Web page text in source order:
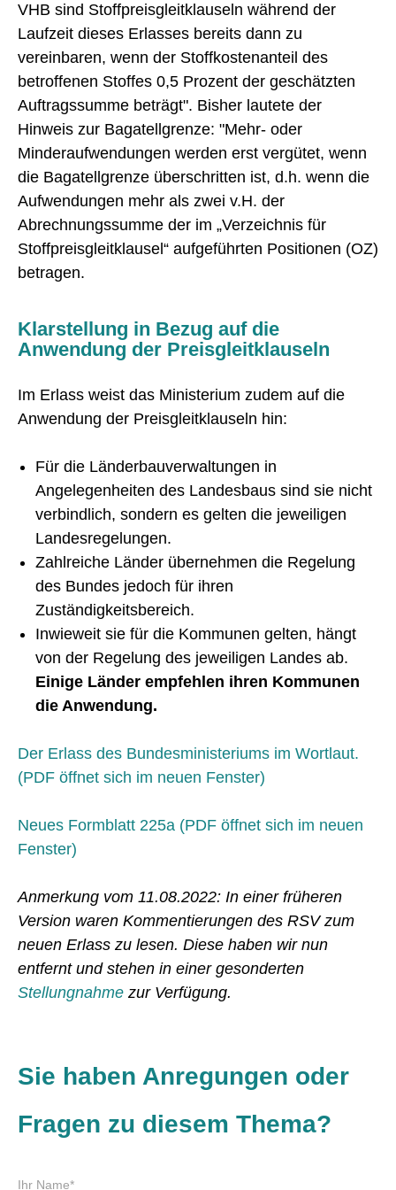
VHB sind Stoffpreisgleitklauseln während der
Laufzeit dieses Erlasses bereits dann zu
vereinbaren, wenn der Stoffkostenanteil des
betroffenen Stoffes 0,5 Prozent der geschätzten
Auftragssumme beträgt". Bisher lautete der
Hinweis zur Bagatellgrenze: "Mehr- oder
Minderaufwendungen werden erst vergütet, wenn
die Bagatellgrenze überschritten ist, d.h. wenn die
Aufwendungen mehr als zwei v.H. der
Abrechnungssumme der im „Verzeichnis für
Stoffpreisgleitklausel“ aufgeführten Positionen (OZ)
betragen.
Klarstellung in Bezug auf die
Anwendung der Preisgleitklauseln
Im Erlass weist das Ministerium zudem auf die
Anwendung der Preisgleitklauseln hin:
Für die Länderbauverwaltungen in
Angelegenheiten des Landesbaus sind sie nicht
verbindlich, sondern es gelten die jeweiligen
Landesregelungen.
Zahlreiche Länder übernehmen die Regelung
des Bundes jedoch für ihren
Zuständigkeitsbereich.
Inwieweit sie für die Kommunen gelten, hängt
von der Regelung des jeweiligen Landes ab.
Einige Länder empfehlen ihren Kommunen
die Anwendung.
Der Erlass des Bundesministeriums im Wortlaut.
(PDF öffnet sich im neuen Fenster)
Neues Formblatt 225a (PDF öffnet sich im neuen
Fenster)
Anmerkung vom 11.08.2022: In einer früheren
Version waren Kommentierungen des RSV zum
neuen Erlass zu lesen. Diese haben wir nun
entfernt und stehen in einer gesonderten
Stellungnahme zur Verfügung.
Sie haben Anregungen oder
Fragen zu diesem Thema?
P
Ihr Name*